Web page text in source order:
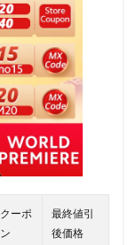
クーポ
ン
最終値引
後価格